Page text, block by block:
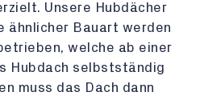
Unsere Hubdächer
ähnlicher Bauart werden
welche ab einer
Hubdach selbstständig
muss das Dach dann